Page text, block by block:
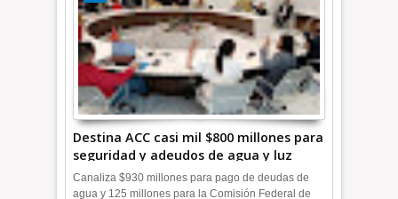
Destina ACC casi mil $800 millones para
seguridad y adeudos de agua y luz
+Video
Canaliza $930 millones para pago de deudas de
agua y 125 millones para la Comisión Federal de